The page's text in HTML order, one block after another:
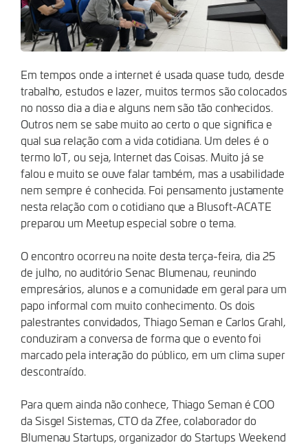
BLUSOFT
Em tempos onde a internet é usada quase tudo, desde
trabalho, estudos e lazer, muitos termos são colocados
no nosso dia a dia e alguns nem são tão conhecidos.
Outros nem se sabe muito ao certo o que significa e
qual sua relação com a vida cotidiana. Um deles é o
termo IoT, ou seja, Internet das Coisas. Muito já se
falou e muito se ouve falar também, mas a usabilidade
nem sempre é conhecida. Foi pensamento justamente
nesta relação com o cotidiano que a Blusoft-ACATE
preparou um Meetup especial sobre o tema.
O encontro ocorreu na noite desta terça-feira, dia 25
de julho, no auditório Senac Blumenau, reunindo
empresários, alunos e a comunidade em geral para um
papo informal com muito conhecimento. Os dois
palestrantes convidados, Thiago Seman e Carlos Grahl,
conduziram a conversa de forma que o evento foi
marcado pela interação do público, em um clima super
descontraído.
Para quem ainda não conhece, Thiago Seman é COO
da Sisgel Sistemas, CTO da Zfee, colaborador do
Blumenau Startups, organizador do Startups Weekend